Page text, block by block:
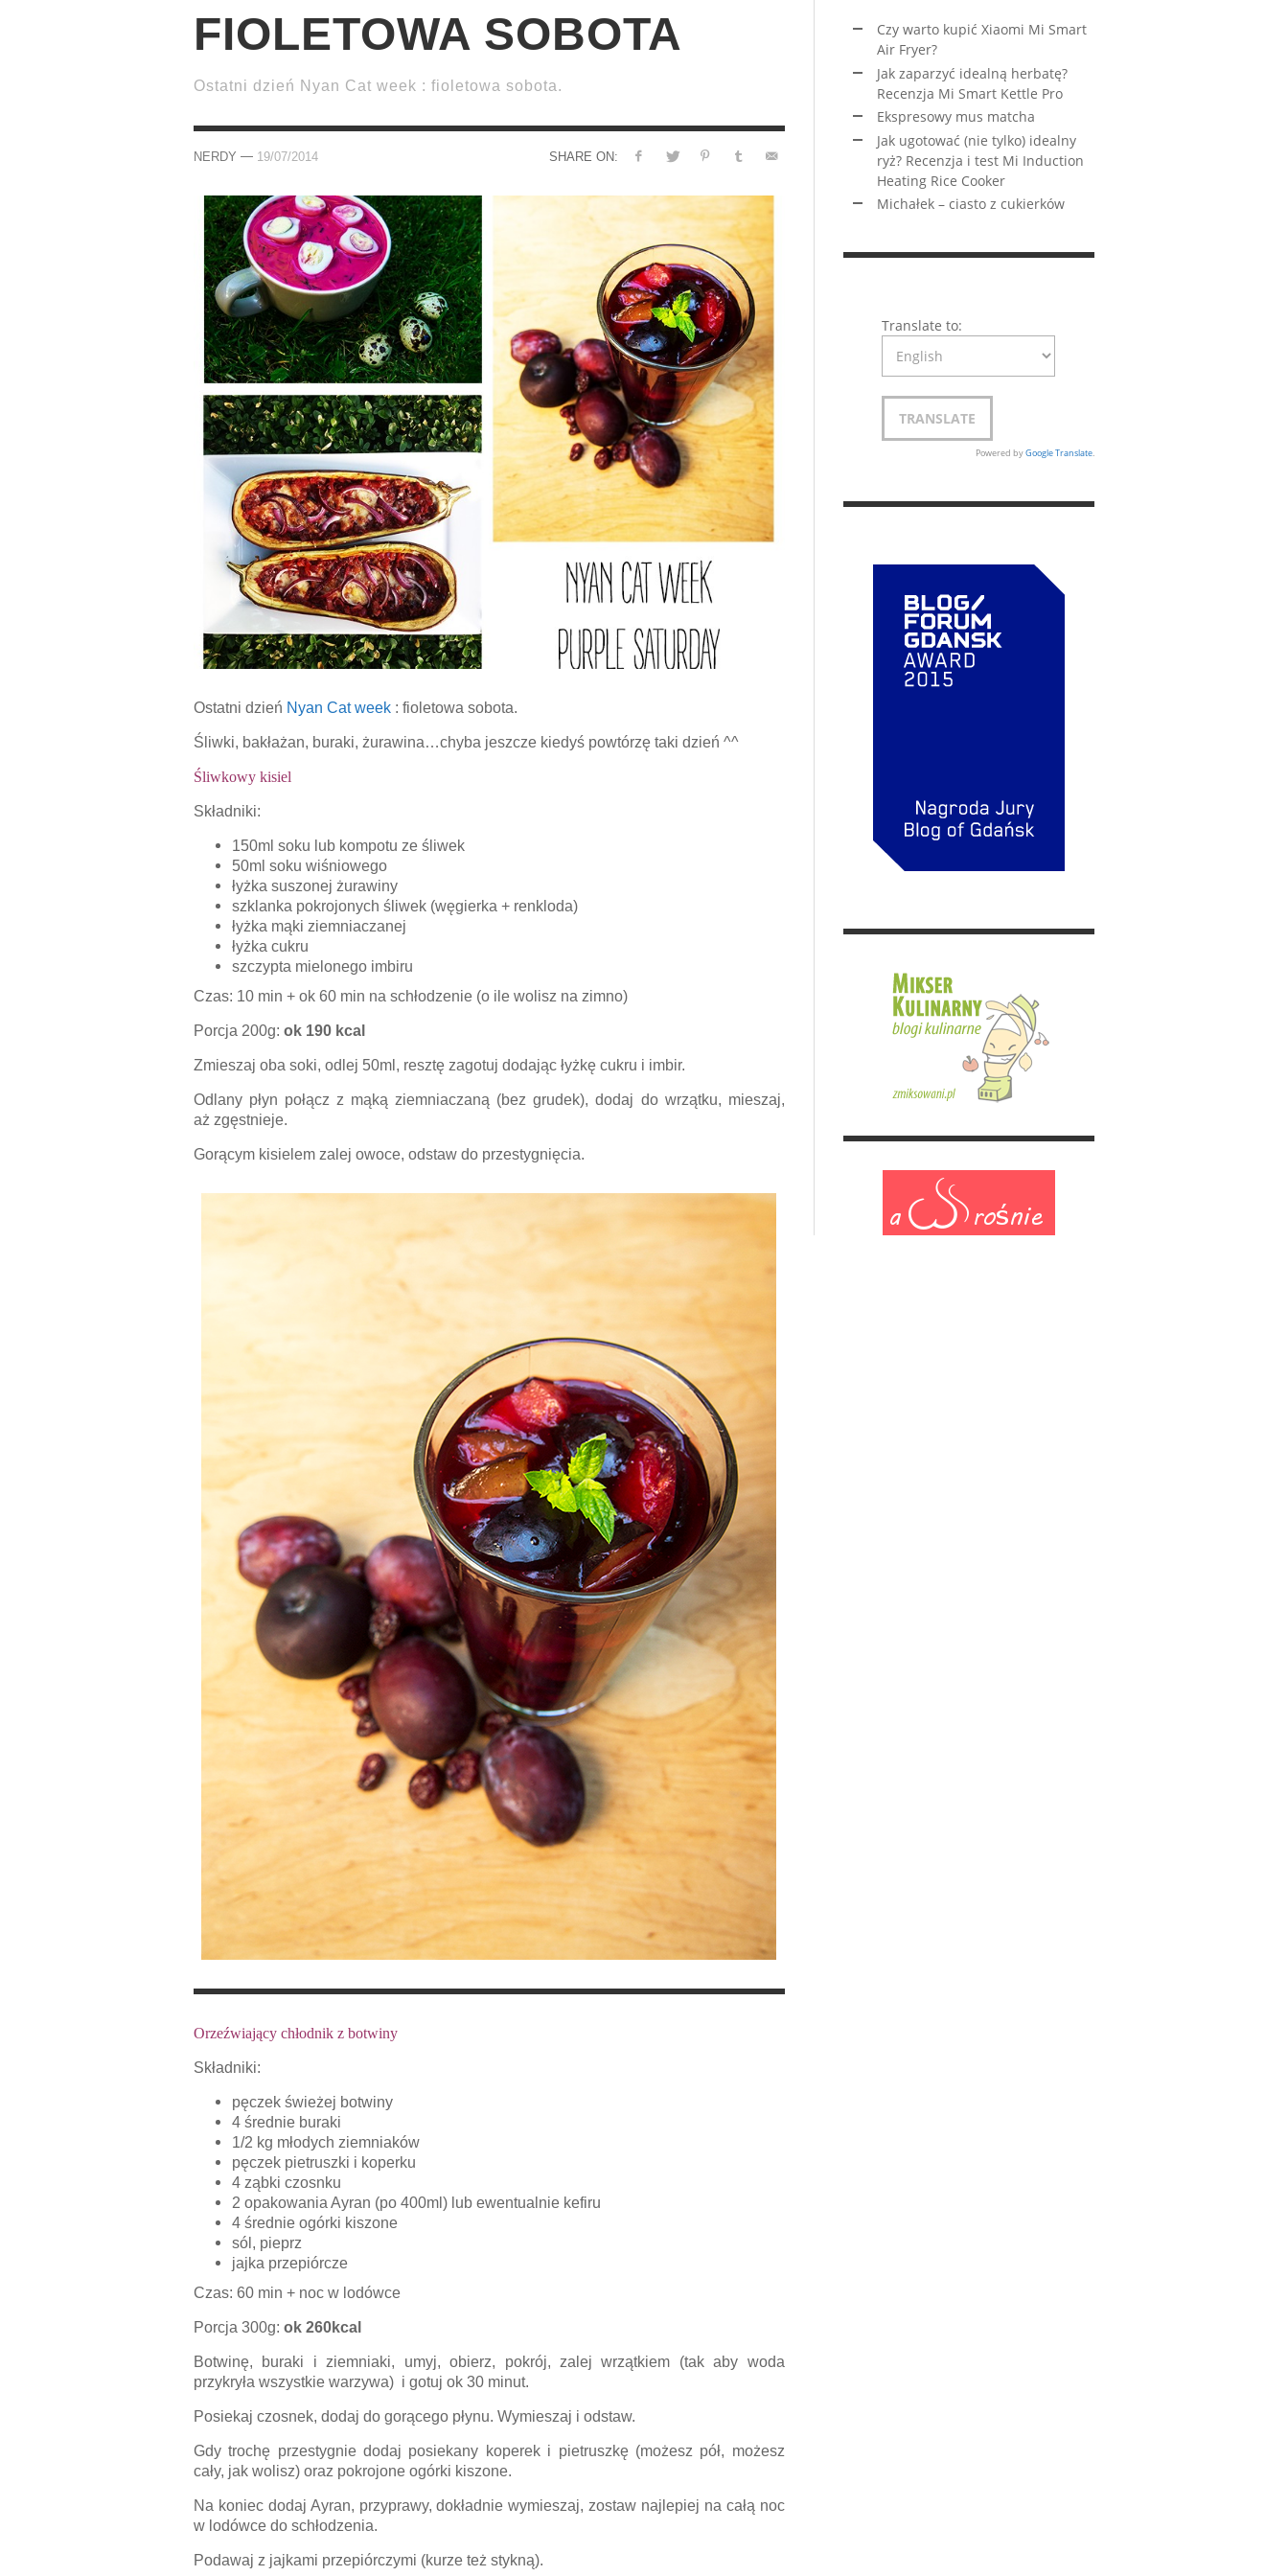
FIOLETOWA SOBOTA
Ostatni dzień Nyan Cat week : fioletowa sobota.
SHARE ON:
NERDY — 19/07/2014
Ostatni dzień Nyan Cat week : fioletowa sobota.
Śliwki, bakłażan, buraki, żurawina…chyba jeszcze kiedyś powtórzę taki dzień ^^
Śliwkowy kisiel
Składniki:
150ml soku lub kompotu ze śliwek
50ml soku wiśniowego
łyżka suszonej żurawiny
szklanka pokrojonych śliwek (węgierka + renkloda)
łyżka mąki ziemniaczanej
łyżka cukru
szczypta mielonego imbiru
Czas: 10 min + ok 60 min na schłodzenie (o ile wolisz na zimno)
Porcja 200g: ok 190 kcal
Zmieszaj oba soki, odlej 50ml, resztę zagotuj dodając łyżkę cukru i imbir.
Odlany płyn połącz z mąką ziemniaczaną (bez grudek), dodaj do wrzątku, mieszaj,
aż zgęstnieje.
Gorącym kisielem zalej owoce, odstaw do przestygnięcia.
Orzeźwiający chłodnik z botwiny
Składniki:
pęczek świeżej botwiny
4 średnie buraki
1/2 kg młodych ziemniaków
pęczek pietruszki i koperku
4 ząbki czosnku
2 opakowania Ayran (po 400ml) lub ewentualnie kefiru
4 średnie ogórki kiszone
sól, pieprz
jajka przepiórcze
Czas: 60 min + noc w lodówce
Porcja 300g: ok 260kcal
Botwinę, buraki i ziemniaki, umyj, obierz, pokrój, zalej wrzątkiem (tak aby woda
przykryła wszystkie warzywa) i gotuj ok 30 minut.
Posiekaj czosnek, dodaj do gorącego płynu. Wymieszaj i odstaw.
Gdy trochę przestygnie dodaj posiekany koperek i pietruszkę (możesz pół, możesz
cały, jak wolisz) oraz pokrojone ogórki kiszone.
Na koniec dodaj Ayran, przyprawy, dokładnie wymieszaj, zostaw najlepiej na całą noc
w lodówce do schłodzenia.
Podawaj z jajkami przepiórczymi (kurze też stykną).
Czy warto kupić Xiaomi Mi Smart
Air Fryer?
Jak zaparzyć idealną herbatę?
Recenzja Mi Smart Kettle Pro
Ekspresowy mus matcha
Jak ugotować (nie tylko) idealny
ryż? Recenzja i test Mi Induction
Heating Rice Cooker
Michałek – ciasto z cukierków
Translate to:
Powered byGoogle Translate.